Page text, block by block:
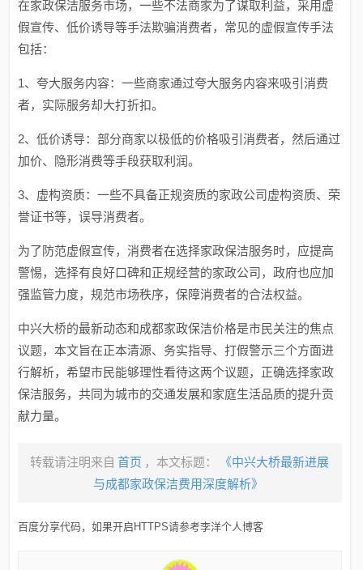
在家政保洁服务市场，一些不法商家为了谋取利益，采用虚
假宣传、低价诱导等手法欺骗消费者，常见的虚假宣传手法
包括：
1、夸大服务内容：一些商家通过夸大服务内容来吸引消费
者，实际服务却大打折扣。
2、低价诱导：部分商家以极低的价格吸引消费者，然后通过
加价、隐形消费等手段获取利润。
3、虚构资质：一些不具备正规资质的家政公司虚构资质、荣
誉证书等，误导消费者。
为了防范虚假宣传，消费者在选择家政保洁服务时，应提高
警惕，选择有良好口碑和正规经营的家政公司，政府也应加
强监管力度，规范市场秩序，保障消费者的合法权益。
中兴大桥的最新动态和成都家政保洁价格是市民关注的焦点
议题，本文旨在正本清源、务实指导、打假警示三个方面进
行解析，希望市民能够理性看待这两个议题，正确选择家政
保洁服务，共同为城市的交通发展和家庭生活品质的提升贡
献力量。
转载请注明来自 首页 ，本文标题：
《中兴大桥最新进展
与成都家政保洁费用深度解析》
百度分享代码，如果开启HTTPS请参考李洋个人博客